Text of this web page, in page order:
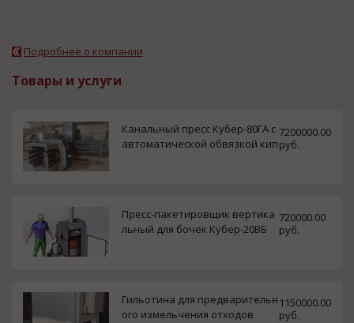
Подробнее о компании
Товары и услуги
Канальный пресс Кубер-80ГА с
автоматической обвязкой кип
7200000.00
руб.
Пресс-пакетировщик вертика
льный для бочек Кубер-20ВБ
720000.00
руб.
Гильотина для предварительн
ого измельчения отходов
1150000.00
руб.